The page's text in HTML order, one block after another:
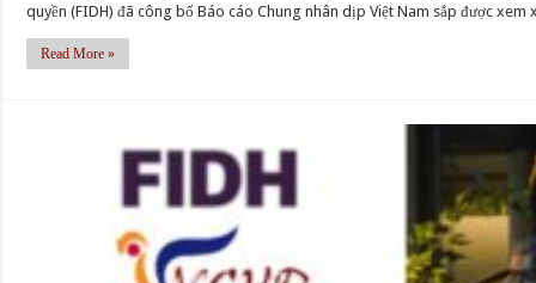
quyền (FIDH) đã công bố Báo cáo Chung nhân dịp Việt Nam sắp được
Read More »